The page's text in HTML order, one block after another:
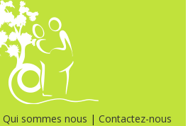
Qui sommes nous | Contactez-nous